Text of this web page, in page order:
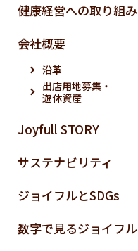
健康経営への取り組み
会社概要
沿革
出店用地募集・
遊休資産
Joyfull STORY
サステナビリティ
ジョイフルとSDGs
数字で見るジョイフル